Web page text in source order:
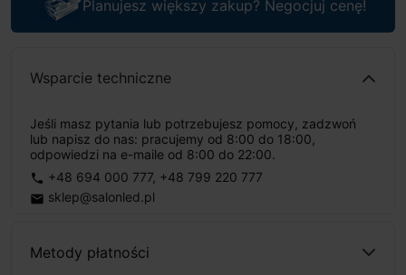
Planujesz większy zakup? Negocjuj cenę!
Wsparcie techniczne
Jeśli masz pytania lub potrzebujesz pomocy, zadzwoń
lub napisz do nas: pracujemy od 8:00 do 18:00,
odpowiedzi na e-maile od 8:00 do 22:00.
phone +48 694 000 777, +48 799 220 777
email sklep@salonled.pl
Metody płatności